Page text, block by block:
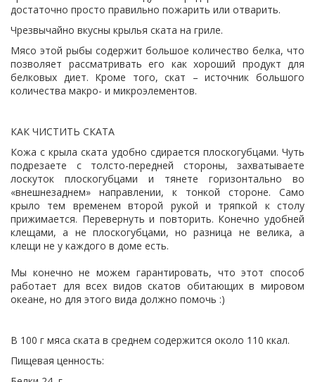
достаточно просто правильно пожарить или отварить.
Чрезвычайно вкусны крылья ската на гриле.
Мясо этой рыбы содержит большое количество белка, что
позволяет рассматривать его как хороший продукт для
белковых диет. Кроме того, скат – источник большого
количества макро- и микроэлементов.
КАК ЧИСТИТЬ СКАТА
Кожа с крыла ската удобно сдирается плоскогубцами. Чуть
подрезаете с толсто-передней стороны, захватываете
лоскуток плоскогубцами и тянете горизонтально во
«внешнезаднем» направлении, к тонкой стороне. Само
крыло тем временем второй рукой и тряпкой к столу
прижимается. Перевернуть и повторить. Конечно удобней
клещами, а не плоскогубцами, но разница не велика, а
клещи не у каждого в доме есть.
Мы конечно не можем гарантировать, что этот способ
работает для всех видов скатов обитающих в мировом
океане, но для этого вида должно помочь :)
В 100 г мяса ската в среднем содержится около 110 ккал.
Пищевая ценность: